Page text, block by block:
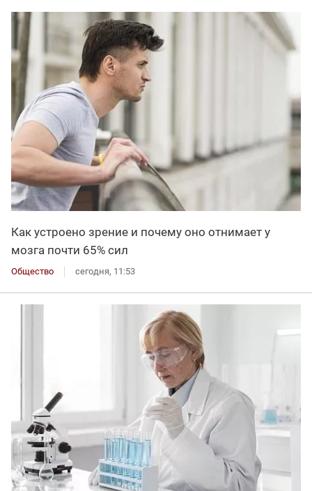
Как устроено зрение и почему оно отнимает у
мозга почти 65% сил
Общество сегодня, 11:53